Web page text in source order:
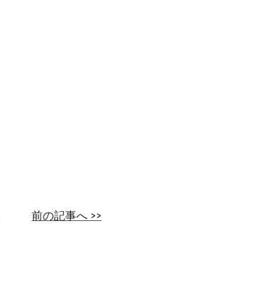
前の記事へ >>